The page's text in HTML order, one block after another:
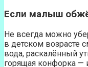
Если малыш
Не всегда можно
в детском возрасте
вода, раскалённый
горящая конфорка —